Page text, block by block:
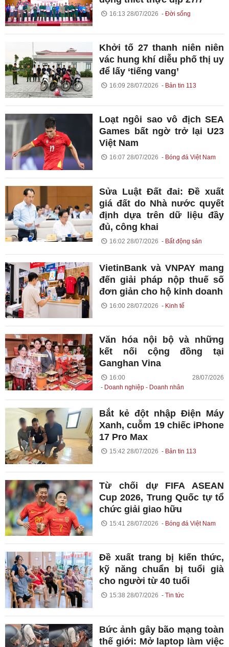
16:13 28/07/2026 Đời sống
Khởi tố 27 thanh niên niên
vác hung khí diễu phố thị uy
để lấy ‘tiếng vang’
16:09 28/07/2026 Bản tin 113
Loạt ngôi sao vô địch SEA
Games bất ngờ trở lại U23
Việt Nam
16:07 28/07/2026 Bóng đá Việt Nam
Sửa Luật Đất đai: Đề xuất
giá đất do Nhà nước quyết
định dựa trên dữ liệu đầy
đủ, công khai
16:02 28/07/2026 Bất động sản
VietinBank và VNPAY mang
đến giải pháp nộp thuế số
đơn giản cho hộ kinh doanh
16:00 28/07/2026 Kinh tế
Văn hóa nội bộ và những
kết nối cộng đồng tại
Ganghan Vina
16:00 28/07/2026
Doanh nghiệp - Doanh nhân
Bắt kẻ đột nhập Điện Máy
Xanh, cuỗm 19 chiếc iPhone
17 Pro Max
15:42 28/07/2026 Bản tin 113
Từ chối dự FIFA ASEAN
Cup 2026, Trung Quốc tự tổ
chức giải giao hữu
15:41 28/07/2026 Bóng đá Việt Nam
Đề xuất trang bị kiến thức,
kỹ năng chuẩn bị tuổi già
cho người từ 40 tuổi
15:38 28/07/2026 Tin tức
Bức ảnh gây bão mạng toàn
thế giới: Mở laptop làm việc